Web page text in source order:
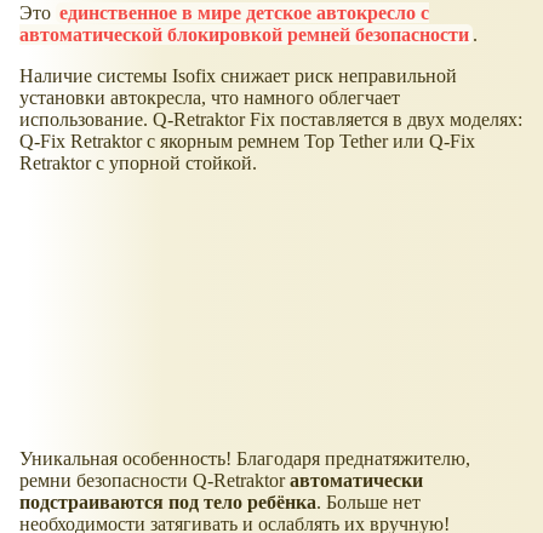
Это единственное в мире детское автокресло с
автоматической блокировкой ремней безопасности .
Наличие системы Isofix снижает риск неправильной
установки автокресла, что намного облегчает
использование. Q-Retraktor Fix поставляется в двух моделях:
Q-Fix Retraktor с якорным ремнем Top Tether или Q-Fix
Retraktor с упорной стойкой.
Уникальная особенность! Благодаря преднатяжителю,
ремни безопасности Q-Retraktorавтоматически
подстраиваются под тело ребёнка. Больше нет
необходимости затягивать и ослаблять их вручную!